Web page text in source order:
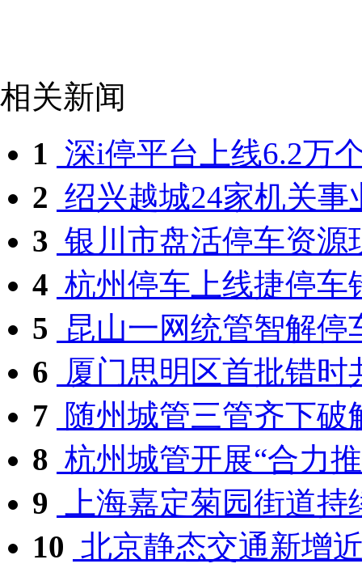
相关新闻
1 深i停平台上线6.2万
2 绍兴越城24家机关事
3 银川市盘活停车资源
4 杭州停车上线捷停车
5
昆山一网统管智解停
6 厦门思明区首批错时
7 随州城管三管齐下破
8 杭州城管开展“合力
9
上海嘉定菊园街道
10 北京静态交通新增